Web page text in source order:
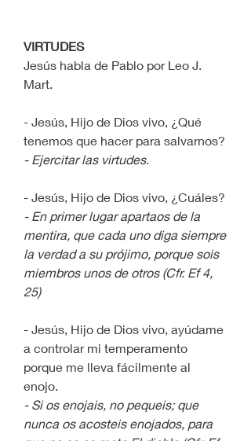
VIRTUDES
Jesús habla de Pablo por Leo J.
Mart.
- Jesús, Hijo de Dios vivo, ¿Qué
tenemos que hacer para salvarnos?
- Ejercitar las virtudes.
- Jesús, Hijo de Dios vivo, ¿Cuáles?
- En primer lugar apartaos de la
mentira, que cada uno diga siempre
la verdad a su prójimo, porque sois
miembros unos de otros (Cfr. Ef 4,
25)
- Jesús, Hijo de Dios vivo, ayúdame
a controlar mi temperamento
porque me lleva fácilmente al
enojo.
- Si os enojais, no pequeis; que
nunca os acosteis enojados, para